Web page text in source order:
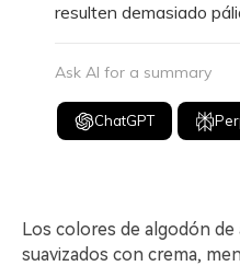
resulten demasiado
Ask AI for a summary
ChatGPT
Los colores de algodón
suavizados con crema,